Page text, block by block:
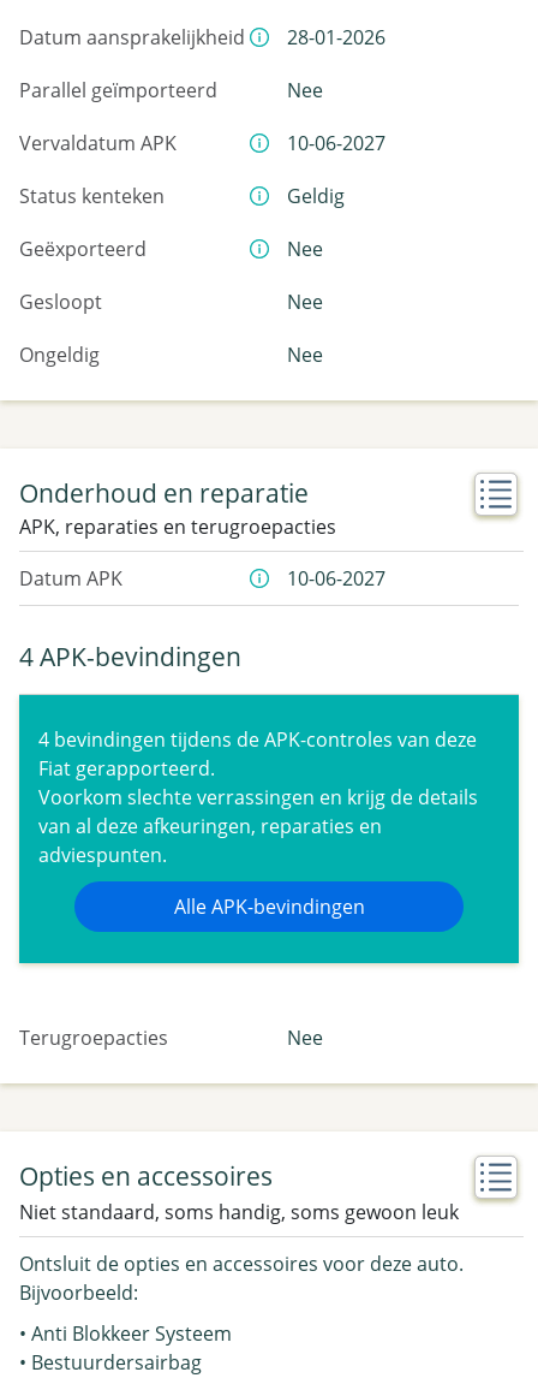
Datum aansprakelijkheid
28-01-2026
Parallel geïmporteerd
Nee
Vervaldatum APK
10-06-2027
Status kenteken
Geldig
Geëxporteerd
Nee
Gesloopt
Nee
Ongeldig
Nee
Onderhoud en reparatie
APK, reparaties en terugroepacties
Datum APK
10-06-2027
4 APK-bevindingen
4 bevindingen tijdens de APK-controles van deze
Fiat gerapporteerd.
Voorkom slechte verrassingen en krijg de details
van al deze afkeuringen, reparaties en
adviespunten.
Alle APK-bevindingen
Terugroepacties Nee
Opties en accessoires
Niet standaard, soms handig, soms gewoon leuk
Ontsluit de opties en accessoires voor deze auto.
Bijvoorbeeld:
• Anti Blokkeer Systeem
• Bestuurdersairbag